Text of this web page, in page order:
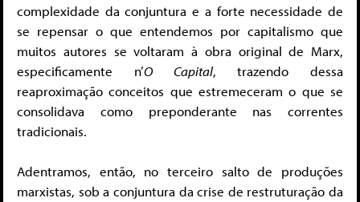
complexidade da conjuntura e a forte necessidade de
se repensar o que entendemos por capitalismo que
muitos autores se voltaram à obra original de Marx,
especificamente n’O Capital, trazendo dessa
reaproximação conceitos que estremeceram o que se
consolidava como preponderante nas correntes
tradicionais.
Adentramos, então, no terceiro salto de produções
marxistas, sob a conjuntura da crise de restruturação da